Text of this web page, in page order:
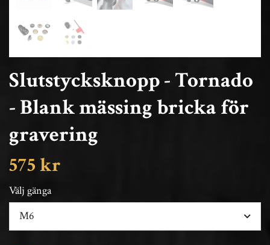
Slutstycksknopp - Tornado
- Blank mässing bricka för
gravering
575 kr
Välj gänga
M6